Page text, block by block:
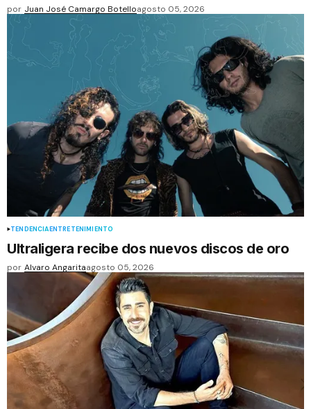
por Juan José Camargo Botelloagosto 05, 2026
TENDENCIAENTRETENIMIENTO
Ultraligera recibe dos nuevos discos de oro
por Alvaro Angaritaagosto 05, 2026